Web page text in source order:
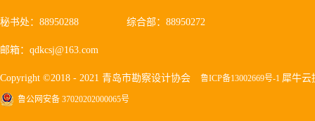
秘书处：88950288 综合部：88950272
邮箱：qdkcsj@163.com
Copyright ©2018 - 2021 青岛市勘察设计协会 鲁ICP备13002669号-1 犀牛云
鲁公网安备 37020202000065号